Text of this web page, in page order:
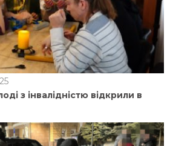
з інвалідністю відкрили в